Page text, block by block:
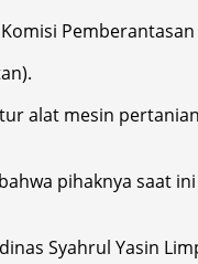
Pemberantasan
alat mesin
pihaknya saat
Syahrul Yasin